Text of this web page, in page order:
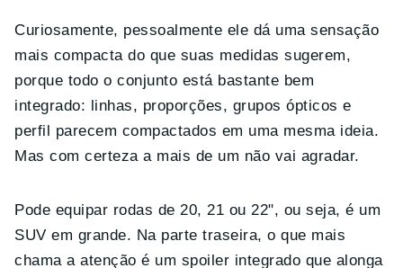
Curiosamente, pessoalmente ele dá uma sensação
mais compacta do que suas medidas sugerem,
porque todo o conjunto está bastante bem
integrado: linhas, proporções, grupos ópticos e
perfil parecem compactados em uma mesma ideia.
Mas com certeza a mais de um não vai agradar.
Pode equipar rodas de 20, 21 ou 22", ou seja, é um
SUV em grande. Na parte traseira, o que mais
chama a atenção é um spoiler integrado que alonga